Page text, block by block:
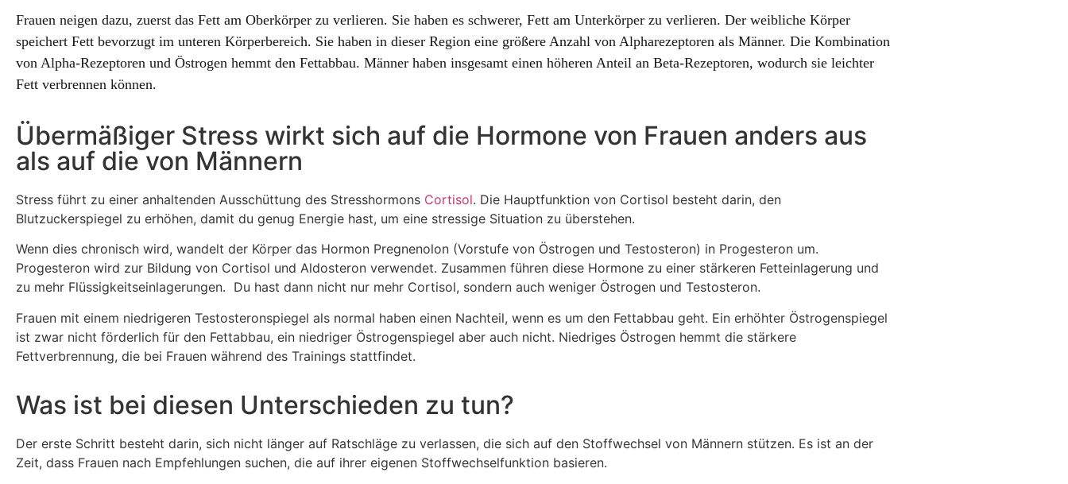
Frauen neigen dazu, zuerst das Fett am Oberkörper zu verlieren. Sie haben es schwerer, Fett am Unterkörper zu verlieren. Der weibliche Körper
speichert Fett bevorzugt im unteren Körperbereich. Sie haben in dieser Region eine größere Anzahl von Alpharezeptoren als Männer. Die Kombination
von Alpha-Rezeptoren und Östrogen hemmt den Fettabbau. Männer haben insgesamt einen höheren Anteil an Beta-Rezeptoren, wodurch sie leichter
Fett verbrennen können.
Übermäßiger Stress wirkt sich auf die Hormone von Frauen anders aus
als auf die von Männern
Stress führt zu einer anhaltenden Ausschüttung des Stresshormons Cortisol. Die Hauptfunktion von Cortisol besteht darin, den
Blutzuckerspiegel zu erhöhen, damit du genug Energie hast, um eine stressige Situation zu überstehen.
Wenn dies chronisch wird, wandelt der Körper das Hormon Pregnenolon (Vorstufe von Östrogen und Testosteron) in Progesteron um.
Progesteron wird zur Bildung von Cortisol und Aldosteron verwendet. Zusammen führen diese Hormone zu einer stärkeren Fetteinlagerung und
zu mehr Flüssigkeitseinlagerungen. Du hast dann nicht nur mehr Cortisol, sondern auch weniger Östrogen und Testosteron.
Frauen mit einem niedrigeren Testosteronspiegel als normal haben einen Nachteil, wenn es um den Fettabbau geht. Ein erhöhter Östrogenspiegel
ist zwar nicht förderlich für den Fettabbau, ein niedriger Östrogenspiegel aber auch nicht. Niedriges Östrogen hemmt die stärkere
Fettverbrennung, die bei Frauen während des Trainings stattfindet.
Was ist bei diesen Unterschieden zu tun?
Der erste Schritt besteht darin, sich nicht länger auf Ratschläge zu verlassen, die sich auf den Stoffwechsel von Männern stützen. Es ist an der
Zeit, dass Frauen nach Empfehlungen suchen, die auf ihrer eigenen Stoffwechselfunktion basieren.